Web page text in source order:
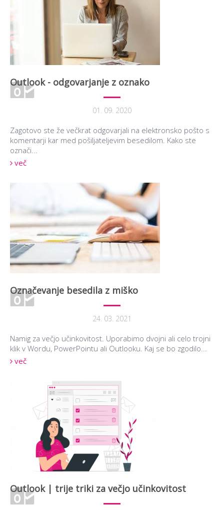
Outlook - odgovarjanje z oznako
01. 09. 2020
Zagotovo ste že večkrat odgovarjali na elektronsko pošto s
komentarji kar med pošiljateljevim besedilom. Kako ste
označi...
več
Označevanje besedila z miško
24. 03. 2021
Namig za večjo učinkovitost. Uporabimo dvojni ali celo trojni
klik v Wordu, PowerPointu ali Outlooku. Kaj se bo zgodilo...
več
Outlook | trije triki za večjo učinkovitost